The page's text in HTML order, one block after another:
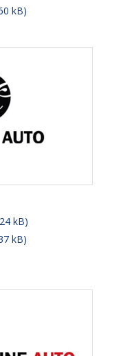
kB)
kB)
kB)